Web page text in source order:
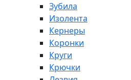
Зубила
Изолента
Кернеры
Коронки
Круги
Крючки